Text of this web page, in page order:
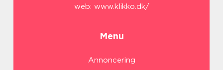
web: www.klikko.dk/
Menu
Annoncering